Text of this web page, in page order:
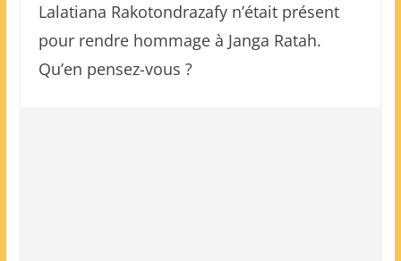
Lalatiana Rakotondrazafy n’était présent
pour rendre hommage à Janga Ratah.
Qu’en pensez-vous ?